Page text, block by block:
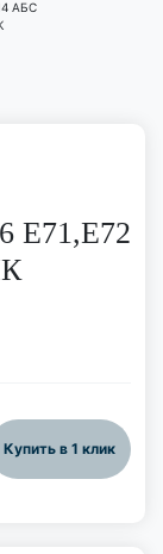
Купить в 1 клик